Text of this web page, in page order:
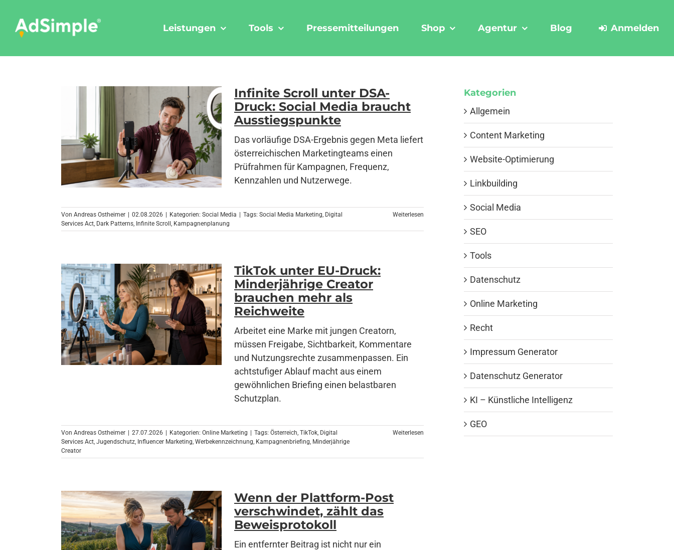
content
Leistungen Tools Pressemitteilungen Shop Agentur Blog Anmelden
Infinite Scroll unter DSA-
Druck: Social Media braucht
Ausstiegspunkte
Das vorläufige DSA-Ergebnis gegen Meta liefert
österreichischen Marketingteams einen
Prüfrahmen für Kampagnen, Frequenz,
Kennzahlen und Nutzerwege.
Von Andreas Ostheimer 02.08.2026 Kategorien: Social Media Tags: Social Media Marketing, Digital
Services Act, Dark Patterns, Infinite Scroll , Kampagnenplanung
Weiterlesen
TikTok unter EU-Druck:
Minderjährige Creator
brauchen mehr als
Reichweite
Arbeitet eine Marke mit jungen Creatorn,
müssen Freigabe, Sichtbarkeit, Kommentare
und Nutzungsrechte zusammenpassen. Ein
achtstufiger Ablauf macht aus einem
gewöhnlichen Briefing einen belastbaren
Schutzplan.
Von Andreas Ostheimer 27.07.2026 Kategorien: Online Marketing Tags: Österreich, TikTok, Digital
Services Act, Jugendschutz, Influencer Marketing, Werbekennzeichnung, Kampagnenbriefing, Minderjährige
Creator
Weiterlesen
Wenn der Plattform-Post
verschwindet, zählt das
Beweisprotokoll
Ein entfernter Beitrag ist nicht nur ein
Kategorien
Allgemein
Content Marketing
Website-Optimierung
Linkbuilding
Social Media
SEO
Tools
Datenschutz
Online Marketing
Recht
Impressum Generator
Datenschutz Generator
KI – Künstliche Intelligenz
GEO